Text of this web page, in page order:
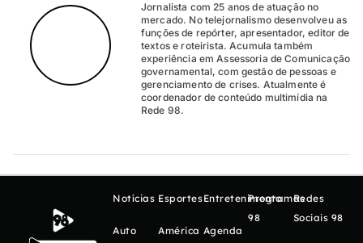
Jornalista com 25 anos de atuação no
mercado. No telejornalismo desenvolveu as
funções de repórter, apresentador, editor de
textos e roteirista. Acumula também
experiência em Assessoria de Comunicação
governamental, com gestão de pessoas e
gerenciamento de crises. Atualmente é
coordenador de conteúdo multimídia na
Rede 98.
Notícias
Auto
Esportes
América
Entretenimento
Agenda
Programas
98
Redes
Sociais 98